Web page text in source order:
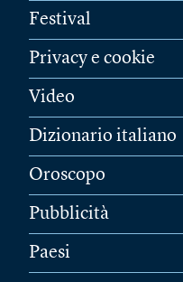
Festival
Privacy e cookie
Video
Dizionario italiano
Oroscopo
Pubblicità
Paesi